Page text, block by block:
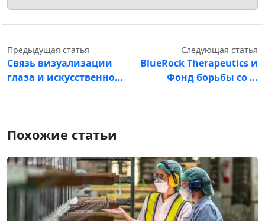
Предыдущая статья
Связь визуализации
глаза и искусственно…
Следующая статья
BlueRock Therapeutics и
Фонд борьбы со …
Похожие статьи